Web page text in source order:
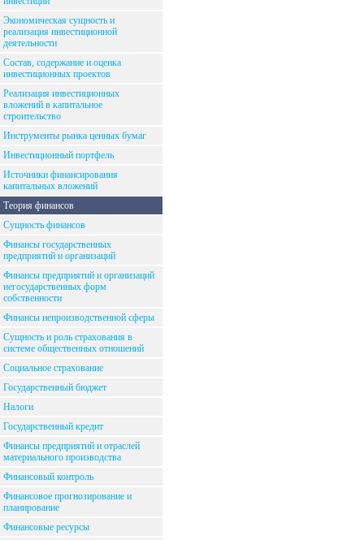
Экономическая сущность и
реализация инвестиционной
деятельности
Состав, содержание и оценка
инвестиционных проектов
Реализация инвестиционных
вложений в капитальное
строительство
Инструменты рынка ценных бумаг
Инвестиционный портфель
Источники финансирования
капитальных вложений
Теория финансов
Сущность финансов
Финансы государственных
предприятий и организаций
Финансы предприятий и организаций
негосударственных форм
собственности
Финансы непроизводственной сферы
Сущность и роль страхования в
системе общественных отношений
Социальное страхование
Государственный бюджет
Налоги
Государственный кредит
Финансы предприятий и отраслей
материального производства
Финансовый контроль
Финансовое прогнозирование и
планирование
Финансовые ресурсы